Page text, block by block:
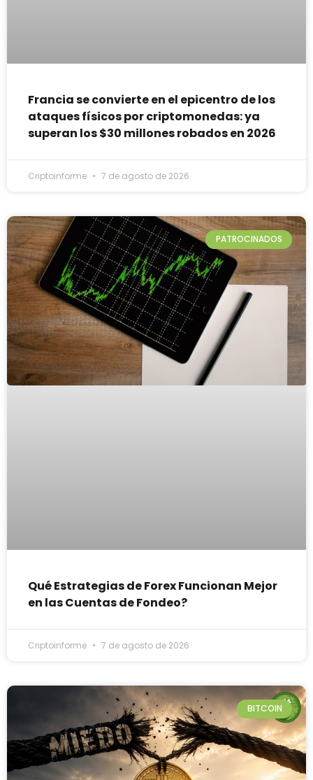
Francia se convierte en el epicentro de los
ataques físicos por criptomonedas: ya
superan los $30 millones robados en 2026
Criptoinforme 7 de agosto de 2026
PATROCINADOS
Qué Estrategias de Forex Funcionan Mejor
en las Cuentas de Fondeo?
Criptoinforme 7 de agosto de 2026
BITCOIN